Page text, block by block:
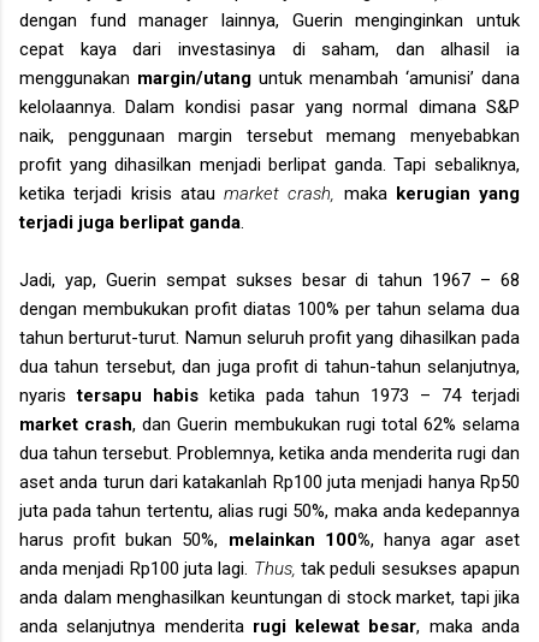
dengan fund manager lainnya, Guerin menginginkan untuk
cepat kaya dari investasinya di saham, dan alhasil ia
menggunakan margin/utang untuk menambah ‘amunisi’ dana
kelolaannya. Dalam kondisi pasar yang normal dimana S&P
naik, penggunaan margin tersebut memang menyebabkan
profit yang dihasilkan menjadi berlipat ganda. Tapi sebaliknya,
ketika terjadi krisis atau market crash, maka kerugian yang
terjadi juga berlipat ganda
Jadi, yap, Guerin sempat sukses besar di tahun 1967 – 68
dengan membukukan profit diatas 100% per tahun selama dua
tahun berturut-turut. Namun seluruh profit yang dihasilkan pada
dua tahun tersebut, dan juga profit di tahun-tahun selanjutnya,
nyaris tersapu habis ketika pada tahun 1973 – 74 terjadi
market crash, dan Guerin membukukan rugi total 62% selama
dua tahun tersebut. Problemnya, ketika anda menderita rugi dan
aset anda turun dari katakanlah Rp100 juta menjadi hanya Rp50
juta pada tahun tertentu, alias rugi 50%, maka anda kedepannya
harus profit bukan 50%, melainkan 100%, hanya agar aset
anda menjadi Rp100 juta lagi. Thus, tak peduli sesukses apapun
anda dalam menghasilkan keuntungan di stock market, tapi jika
anda selanjutnya menderita rugi kelewat besar, maka anda